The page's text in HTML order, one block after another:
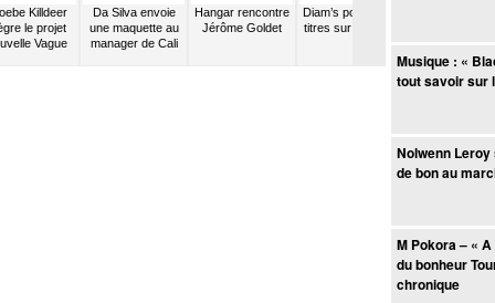
Killdeer
le projet
Vague
Da Silva envoie
une maquette au
manager de Cali
Hangar rencontre
Jérôme Goldet
Diam’s pose deux
titres sur un maxi
Musique : «
tout savoir sur
Nolwenn Leroy
de bon au
M Pokora – «
du bonheur
chronique